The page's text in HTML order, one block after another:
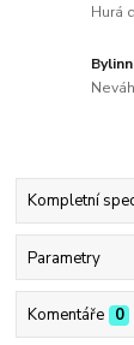
Hurá
Kompletní
Parametry
Komentáře 0